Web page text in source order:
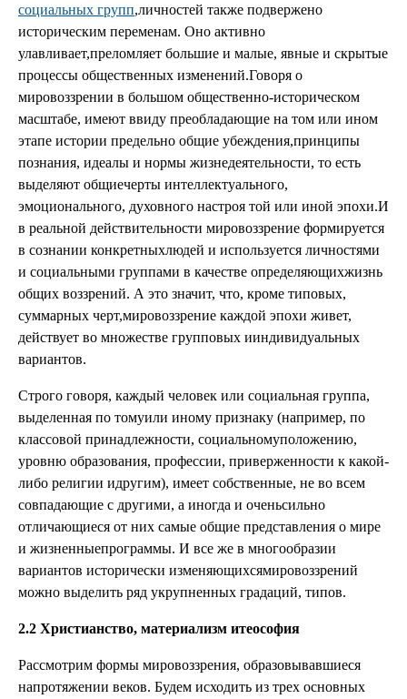
социальных групп,личностей также подвержено
историческим переменам. Оно активно
улавливает,преломляет большие и малые, явные и скрытые
процессы общественных изменений.Говоря о
мировоззрении в большом общественно-историческом
масштабе, имеют ввиду преобладающие на том или ином
этапе истории предельно общие убеждения,принципы
познания, идеалы и нормы жизнедеятельности, то есть
выделяют общиечерты интеллектуального,
эмоционального, духовного настроя той или иной эпохи.И
в реальной действительности мировоззрение формируется
в сознании конкретныхлюдей и используется личностями
и социальными группами в качестве определяющихжизнь
общих воззрений. А это значит, что, кроме типовых,
суммарных черт,мировоззрение каждой эпохи живет,
действует во множестве групповых ииндивидуальных
вариантов.
Строго говоря, каждый человек или социальная группа,
выделенная по томуили иному признаку (например, по
классовой принадлежности, социальномуположению,
уровню образования, профессии, приверженности к какой-
либо религии идругим), имеет собственные, не во всем
совпадающие с другими, а иногда и оченьсильно
отличающиеся от них самые общие представления о мире
и жизненныепрограммы. И все же в многообразии
вариантов исторически изменяющихсямировоззрений
можно выделить ряд укрупненных градаций, типов.
2.2 Христианство, материализм итеософия
Рассмотрим формы мировоззрения, образовывавшиеся
напротяжении веков. Будем исходить из трех основных